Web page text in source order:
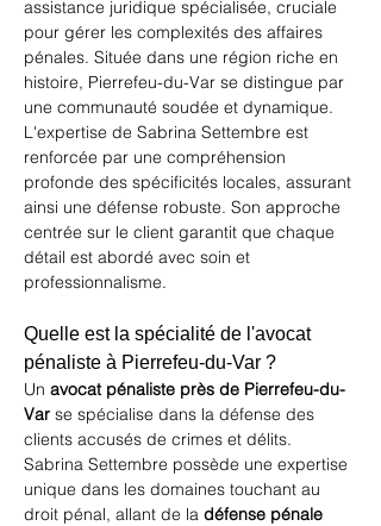
assistance juridique spécialisée, cruciale
pour gérer les complexités des affaires
pénales. Située dans une région riche en
histoire, Pierrefeu-du-Var se distingue par
une communauté soudée et dynamique.
L'expertise de Sabrina Settembre est
renforcée par une compréhension
profonde des spécificités locales, assurant
ainsi une défense robuste. Son approche
centrée sur le client garantit que chaque
détail est abordé avec soin et
professionnalisme.
Quelle est la spécialité de l'avocat
pénaliste à Pierrefeu-du-Var ?
Un avocat pénaliste près de Pierrefeu-du-
Var se spécialise dans la défense des
clients accusés de crimes et délits.
Sabrina Settembre possède une expertise
unique dans les domaines touchant au
droit pénal, allant de la défense pénale